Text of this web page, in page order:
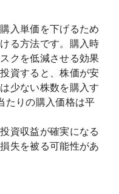
入単価を下げるため
る方法です。購入時
クを低減させる効果
資すると、株価が安
少ない株数を購入す
たりの購入価格は平
資収益が確実になる
失を被る可能性があ